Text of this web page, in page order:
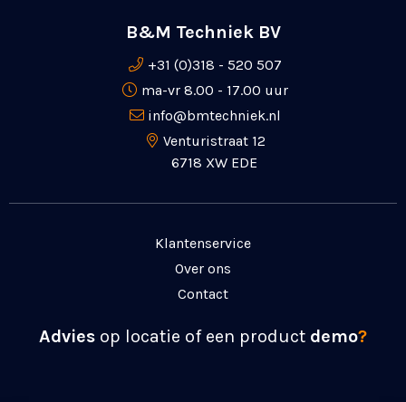
B&M Techniek BV
+31 (0)318 - 520 507
ma-vr 8.00 - 17.00 uur
info@bmtechniek.nl
Venturistraat 12
6718 XW EDE
Klantenservice
Over ons
Contact
Advies op locatie of een product demo?